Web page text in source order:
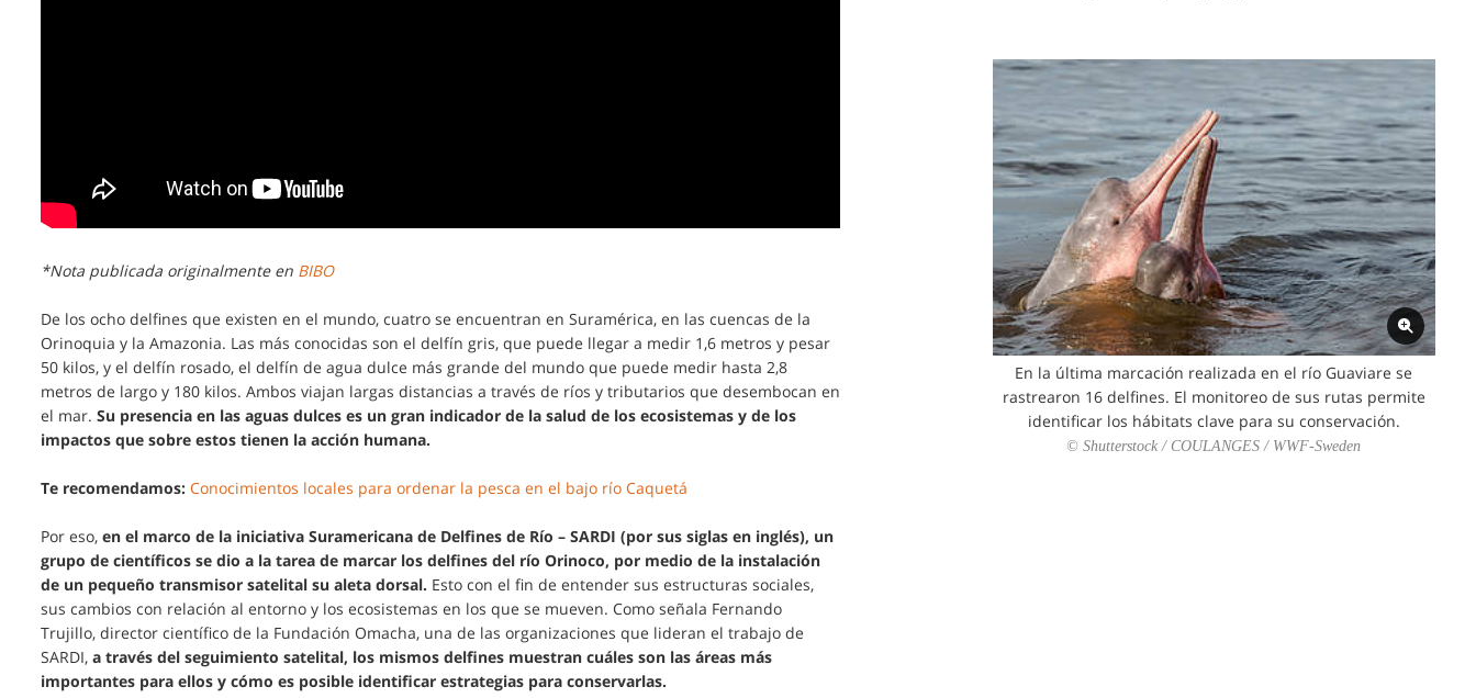
*Nota publicada originalmente en BIBO
De los ocho delfines que existen en el mundo, cuatro se encuentran en Suramérica, en las cuencas de la
Orinoquia y la Amazonia. Las más conocidas son el delfín gris, que puede llegar a medir 1,6 metros y pesar
50 kilos, y el delfín rosado, el delfín de agua dulce más grande del mundo que puede medir hasta 2,8
metros de largo y 180 kilos. Ambos viajan largas distancias a través de ríos y tributarios que desembocan en
el mar. Su presencia en las aguas dulces es un gran indicador de la salud de los ecosistemas y de los
impactos que sobre estos tienen la acción humana.
Te recomendamos: Conocimientos locales para ordenar la pesca en el bajo río Caquetá
Por eso, en el marco de la iniciativa Suramericana de Delfines de Río – SARDI (por sus siglas en inglés), un
grupo de científicos se dio a la tarea de marcar los delfines del río Orinoco, por medio de la instalación
de un pequeño transmisor satelital su aleta dorsal. Esto con el fin de entender sus estructuras sociales,
sus cambios con relación al entorno y los ecosistemas en los que se mueven. Como señala Fernando
Trujillo, director científico de la Fundación Omacha, una de las organizaciones que lideran el trabajo de
SARDI, a través del seguimiento satelital, los mismos delfines muestran cuáles son las áreas más
importantes para ellos y cómo es posible identificar estrategias para conservarlas.
En la última marcación realizada en el río Guaviare se
rastrearon 16 delfines. El monitoreo de sus rutas permite
identificar los hábitats clave para su conservación.
© Shutterstock / COULANGES / WWF-Sweden